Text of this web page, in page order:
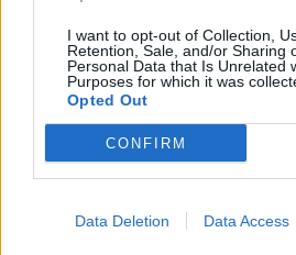
I want to opt-out of Collection,
Retention, Sale, and/or Sharing
Personal Data that Is Unrelated
Purposes for which it was
Opted Out
CONFIRM
Data Deletion Data Access